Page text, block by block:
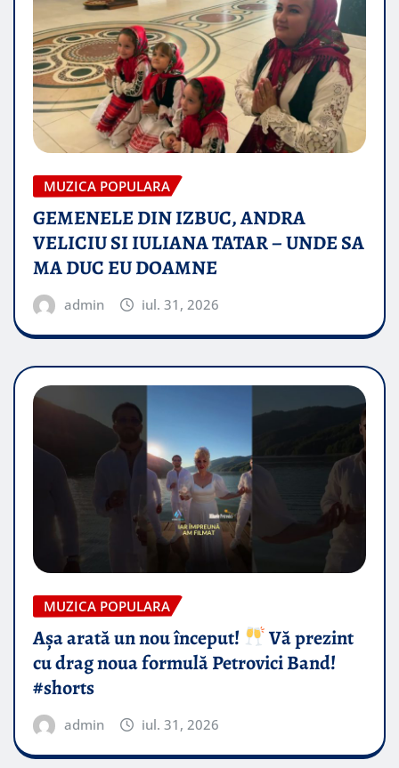
MUZICA POPULARA
GEMENELE DIN IZBUC, ANDRA
VELICIU SI IULIANA TATAR – UNDE SA
MA DUC EU DOAMNE
admin iul. 31, 2026
MUZICA POPULARA
Așa arată un nou început!
Vă prezint
cu drag noua formulă Petrovici Band!
#shorts
admin iul. 31, 2026